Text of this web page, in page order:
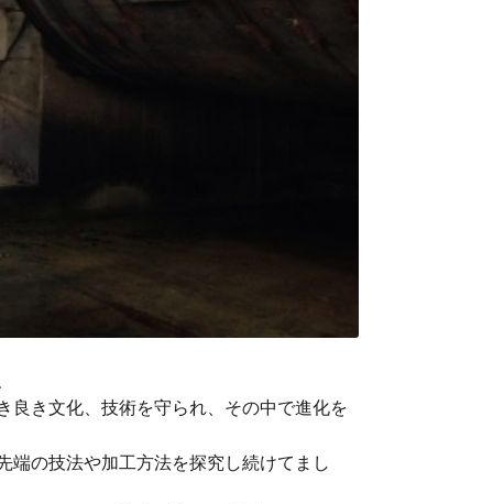
良き文化、技術を守られ、その中で進化を
端の技法や加工方法を探究し続けてまし